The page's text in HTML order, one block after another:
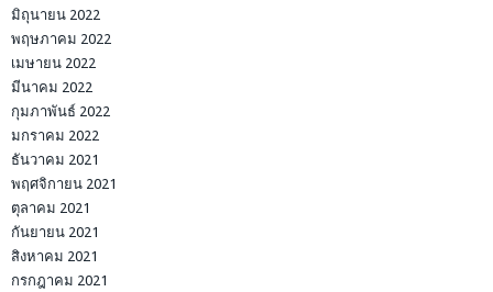
มิถุนายน 2022
พฤษภาคม 2022
เมษายน 2022
มีนาคม 2022
กุมภาพันธ์ 2022
มกราคม 2022
ธันวาคม 2021
พฤศจิกายน 2021
ตุลาคม 2021
กันยายน 2021
สิงหาคม 2021
กรกฎาคม 2021